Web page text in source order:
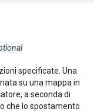
specificate. Una
su una mappa in
a seconda di
che lo spostamento